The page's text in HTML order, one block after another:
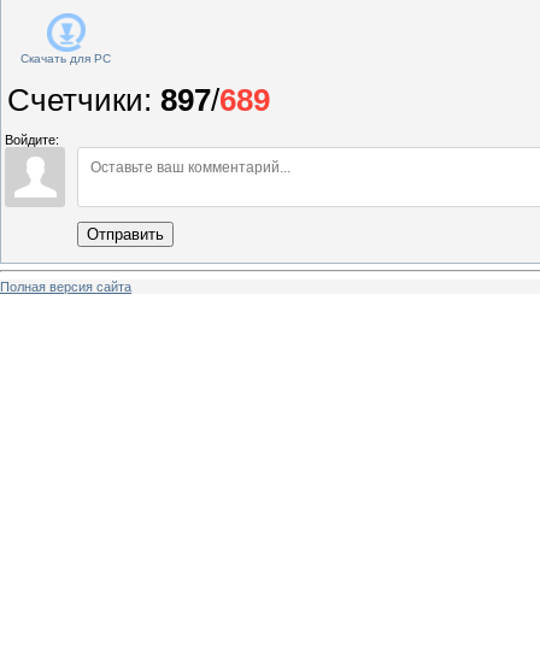
Скачать для PC
Счетчики: 897/689
Войдите:
Отправить
Полная версия сайта